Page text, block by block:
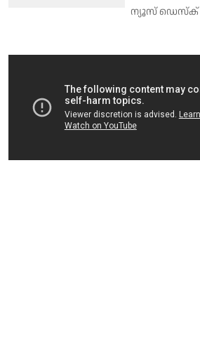
ന്യൂസ് ഡെസ്ക്